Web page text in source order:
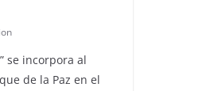
se incorpora al
de la Paz en el